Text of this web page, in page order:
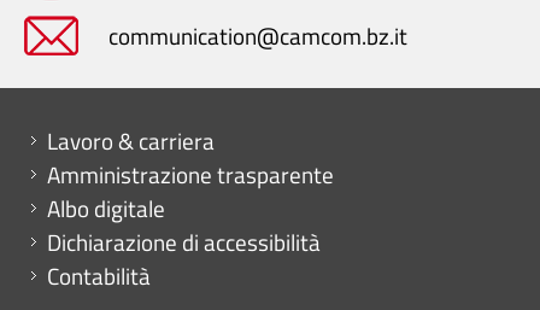
communication@camcom.bz.it
Mini menu di servizio
Lavoro & carriera
Amministrazione trasparente
Albo digitale
Dichiarazione di accessibilità
Contabilità